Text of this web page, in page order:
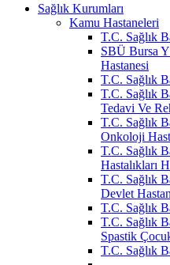
Sağlık Kurumları
Kamu Hastaneleri
T.C. Sağlık
SBÜ Bursa
Hastanesi
T.C. Sağlık
T.C. Sağlık
Tedavi Ve
T.C. Sağlık
Onkoloji
T.C. Sağlık
Hastalıkları
T.C. Sağlık
Devlet
T.C. Sağlık
T.C. Sağlık
Spastik
T.C. Sağlık